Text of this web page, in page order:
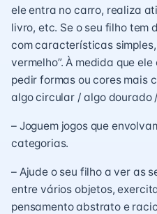
ele entra no carro, realiza
livro, etc. Se o seu filho tem
com características simples,
vermelho”. À medida que
pedir formas ou cores mais
algo circular / algo dourado /
– Joguem jogos que
categorias.
– Ajude o seu filho a ver as
entre vários objetos,
pensamento abstrato e